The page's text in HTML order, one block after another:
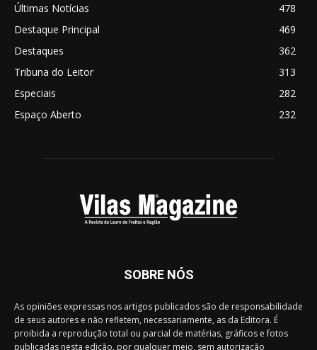
Últimas Notícias
478
Destaque Principal
469
Destaques
362
Tribuna do Leitor
313
Especiais
282
Espaço Aberto
232
SOBRE NÓS
As opiniões expressas nos artigos publicados são de responsabilidade
de seus autores e não refletem, necessariamente, as da Editora. É
proibida a reprodução total ou parcial de matérias, gráficos e fotos
publicadas nesta edição, por qualquer meio, sem autorização